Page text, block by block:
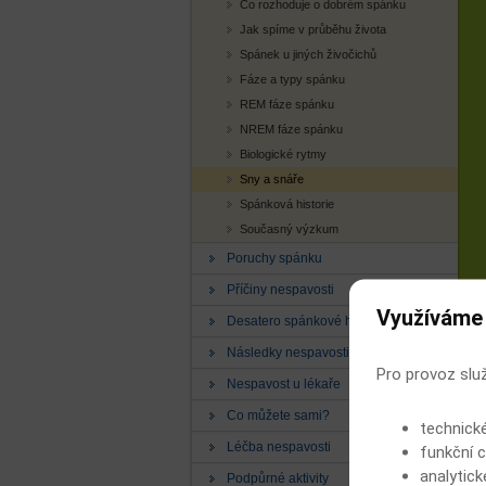
Co rozhoduje o dobrém spánku
Jak spíme v průběhu života
Spánek u jiných živočichů
Fáze a typy spánku
REM fáze spánku
NREM fáze spánku
Biologické rytmy
Sny a snáře
Spánková historie
Současný výzkum
Poruchy spánku
Příčiny nespavosti
Desatero spánkové hygieny
Následky nespavosti
Nespavost u lékaře
Co můžete sami?
Léčba nespavosti
Podpůrné aktivity
Pro provoz
funkční